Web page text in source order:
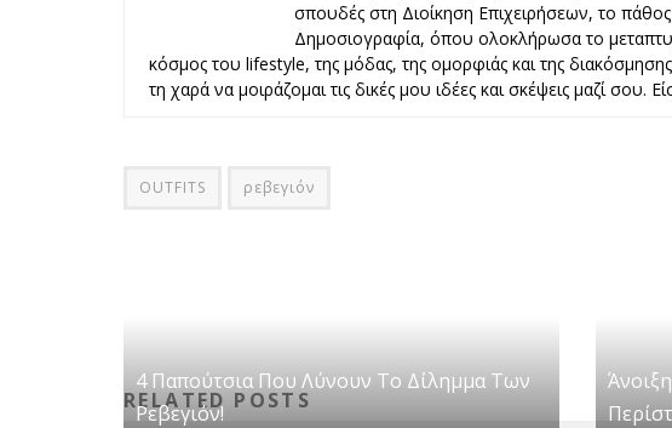
σπουδές στη Διοίκηση Επιχειρήσεων, το
Δημοσιογραφία, όπου ολοκλήρωσα το
κόσμος του lifestyle, της μόδας, της ομορφιάς και της
τη χαρά να μοιράζομαι τις δικές μου ιδέες και σκέψεις μαζί σου.
OUTFITS ρεβεγιόν
RELATED POSTS
4 Παπούτσια Που Λύνουν Το Δίλημμα Των
Ρεβεγιόν!